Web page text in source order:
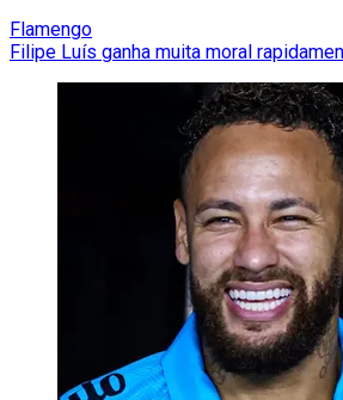
Flamengo
Filipe Luís ganha muita moral